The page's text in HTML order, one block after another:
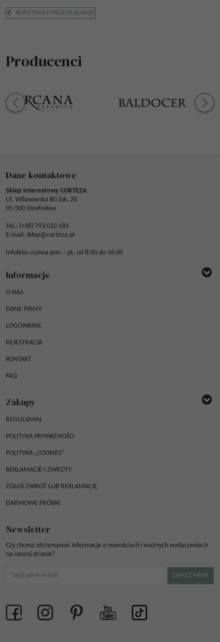
KONTYNUUJ PRZEGLĄDANIE
Producenci
Dane kontaktowe
Sklep internetowy CORTEZA
Ul. Wilanowska 8G lok. 20
05-500 Józefosław
Tel.: (+48) 793 033 181
E-mail: sklep@corteza.pl
Infolinia czynna pon. - pt. od 8:00 do 16:00
Informacje
O NAS
DANE FIRMY
LOGOWANIE
REJESTRACJA
KONTAKT
FAQ
Zakupy
REGULAMIN
POLITYKA PRYWATNOŚCI
POLITYKA „COOKIES”
REKLAMACJE I ZWROTY
ZGŁOŚ ZWROT LUB REKLAMACJĘ
DARMOWE PRÓBKI
Newsletter
Czy chcesz otrzymywać informacje o nowościach i ważnych wydarzeniach
na naszej stronie?